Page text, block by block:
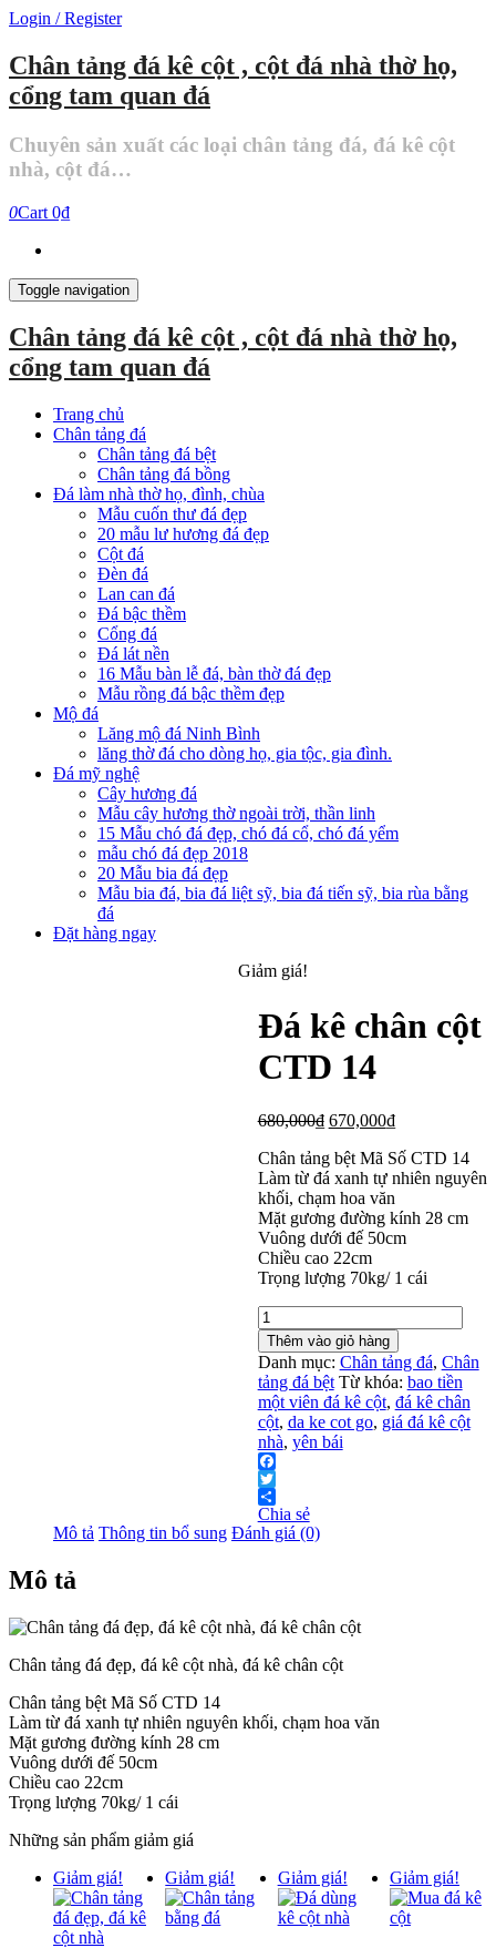
Skip
the
content
Login / Register
Chân tảng đá kê cột , cột đá nhà thờ họ,
cổng tam quan đá
Chuyên sản xuất các loại chân tảng đá, đá kê cột
nhà, cột đá…
0Cart 0₫
Toggle navigation
Chân tảng đá kê cột , cột đá nhà thờ họ,
cổng tam quan đá
Trang chủ
Chân tảng đá
Chân tảng đá bệt
Chân tảng đá bồng
Đá làm nhà thờ họ, đình, chùa
Mẫu cuốn thư đá đẹp
20 mẫu lư hương đá đẹp
Cột đá
Đèn đá
Lan can đá
Đá bậc thềm
Cổng đá
Đá lát nền
16 Mẫu bàn lễ đá, bàn thờ đá đẹp
Mẫu rồng đá bậc thềm đẹp
Mộ đá
Lăng mộ đá Ninh Bình
lăng thờ đá cho dòng họ, gia tộc, gia đình.
Đá mỹ nghệ
Cây hương đá
Mẫu cây hương thờ ngoài trời, thần linh
15 Mẫu chó đá đẹp, chó đá cổ, chó đá yểm
mẫu chó đá đẹp 2018
20 Mẫu bia đá đẹp
Mẫu bia đá, bia đá liệt sỹ, bia đá tiến sỹ, bia rùa bằng
đá
Đặt hàng ngay
Giảm giá!
Đá kê chân cột
CTD 14
680,000₫ 670,000₫
Chân tảng bệt Mã Số CTD 14
Làm từ đá xanh tự nhiên nguyên
khối, chạm hoa văn
Mặt gương đường kính 28 cm
Vuông dưới đế 50cm
Chiều cao 22cm
Trọng lượng 70kg/ 1 cái
Đá
kê
chân
cột
CTD
14
số
lượng
Thêm vào giỏ hàng
Danh mục: Chân tảng đá, Chân
tảng đá bệt Từ khóa: bao tiền
một viên đá kê cột, đá kê chân
cột, da ke cot go, giá đá kê cột
nhà, yên bái
Facebook
Twitter
Chia sẻ
Mô tả Thông tin bổ sung Đánh giá (0)
Mô tả
Chân tảng đá đẹp, đá kê cột nhà, đá kê chân cột
Chân tảng bệt Mã Số CTD 14
Làm từ đá xanh tự nhiên nguyên khối, chạm hoa văn
Mặt gương đường kính 28 cm
Vuông dưới đế 50cm
Chiều cao 22cm
Trọng lượng 70kg/ 1 cái
Những sản phẩm giảm giá
Giảm giá!
Giảm giá! Giảm giá! Giảm giá!